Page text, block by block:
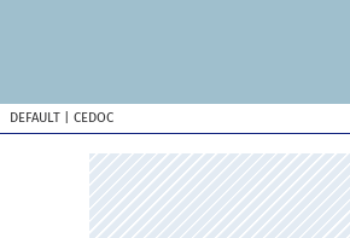
DEFAULT | CEDOC